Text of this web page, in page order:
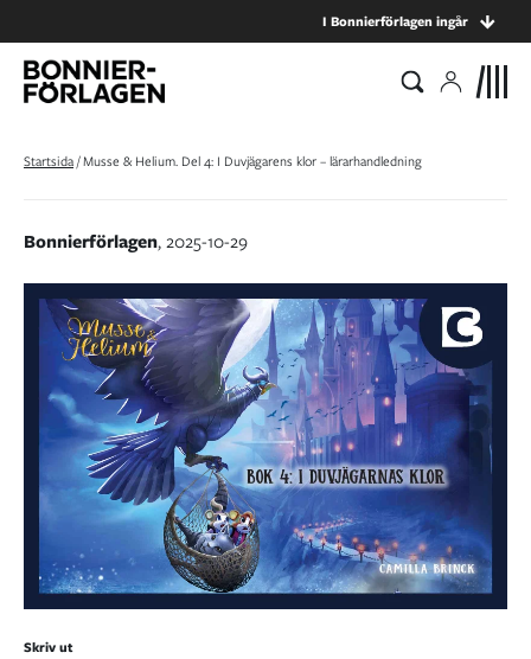
I Bonnierförlagen ingår
Startsida/Musse & Helium. Del 4: I Duvjägarens klor – lärarhandledning
Bonnierförlagen, 2025-10-29
Skriv ut